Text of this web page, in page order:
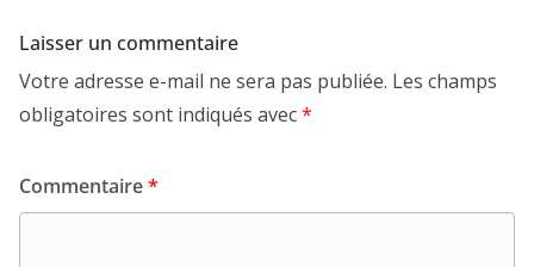
Laisser un commentaire
Votre adresse e-mail ne sera pas publiée. Les champs
obligatoires sont indiqués avec*
Commentaire*